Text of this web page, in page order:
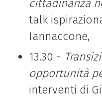
cittadinanza
talk
Iannaccone,
13.30 -
opportunità
interventi di